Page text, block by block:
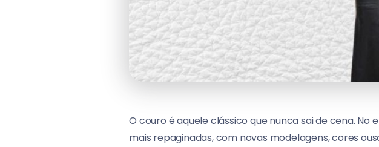
O couro é aquele clássico que nunca sai de cena. No
mais repaginadas, com novas modelagens, cores